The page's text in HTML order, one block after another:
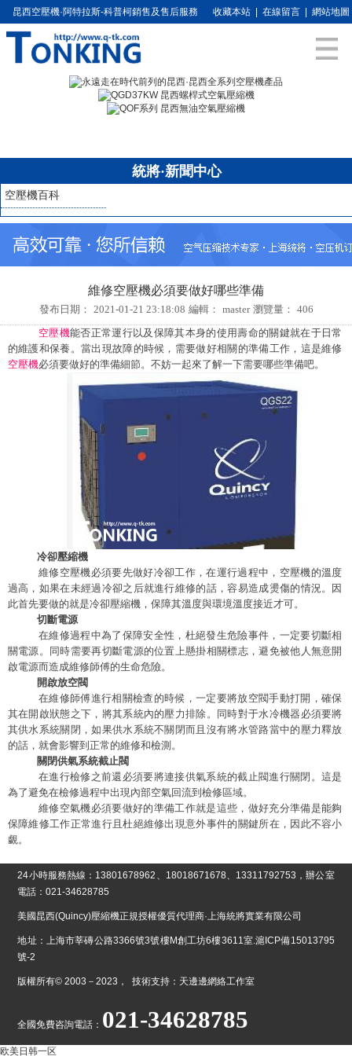
昆西空壓機·阿特拉斯-科普柯銷售及售后服務 收藏本站 在線留言 網站地圖
統將·新聞中心
空壓機百科
維修空壓機必須要做好哪些準備
發布日期： 2021-01-21 23:18:08 編輯： master 瀏覽量： 406
空壓機能否正常運行以及保障其本身的使用壽命的關鍵就在于日常
的維護和保養。當出現故障的時候，需要做好相關的準備工作，這是維修
空壓機必須要做好的準備細節。不妨一起來了解一下需要哪些準備吧。
冷卻壓縮機
維修空壓機必須要先做好冷卻工作，在運行過程中，空壓機的溫度
過高，如果在未經過冷卻之后就進行維修的話，容易造成燙傷的情況。因
此首先要做的就是冷卻壓縮機，保障其溫度與環境溫度接近才可。
切斷電源
在維修過程中為了保障安全性，杜絕發生危險事件，一定要切斷相
關電源。同時需要再切斷電源的位置上懸掛相關標志，避免被他人無意開
啟電源而造成維修師傅的生命危險。
開啟放空閥
在維修師傅進行相關檢查的時候，一定要將放空閥手動打開，確保
其在開啟狀態之下，將其系統內的壓力排除。同時對于水冷機器必須要將
其供水系統關閉，如果供水系統不關閉而且沒有將水管路當中的壓力釋放
的話，就會影響到正常的維修和檢測。
關閉供氣系統截止閥
在進行檢修之前還必須要將連接供氣系統的截止閥進行關閉。這是
為了避免在檢修過程中出現內部空氣回流到檢修區域。
維修空氣機必須要做好的準備工作就是這些，做好充分準備是能夠
保障維修工作正常進行且杜絕維修出現意外事件的關鍵所在，因此不容小
覷。
24小時服務熱線：13801678962、18018671678、13311792753，辦公室
電話：021-34628785
美國昆西(Quincy)壓縮機正規授權優質代理商·上海統將實業有限公司
地址：上海市莘磚公路3366號3號樓M創工坊6樓3611室.滬ICP備15013795
號-2
版權所有© 2003－2023， 技術支持：天邊邊網絡工作室
全國免費咨詢電話： 021-34628785
欧美日韩一区